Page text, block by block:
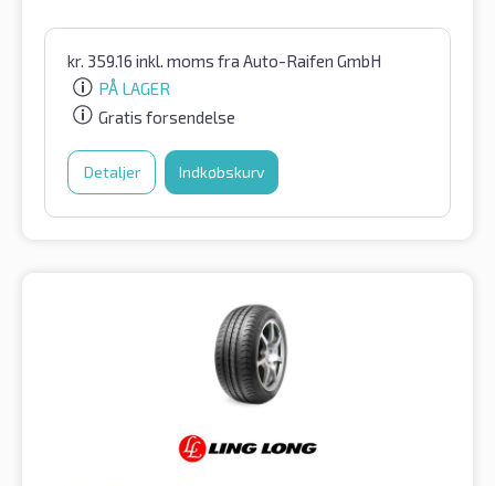
kr. 359.16 inkl. moms fra Auto-Raifen GmbH
PÅ LAGER
Gratis forsendelse
Detaljer Indkøbskurv